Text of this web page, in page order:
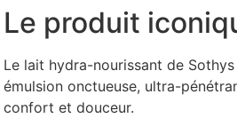
Le produit
Le lait hydra-nourissant de
émulsion onctueuse, ultra-
confort et douceur.